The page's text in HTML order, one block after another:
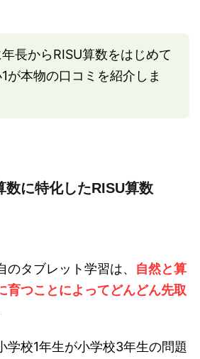
長からRISU算数をはじめて
が本物の口コミを紹介しま
数に特化したRISU算数
タブレット学習は、 自然と算
育つことによってどんどん先取
学校1年生が小学校3年生の問題